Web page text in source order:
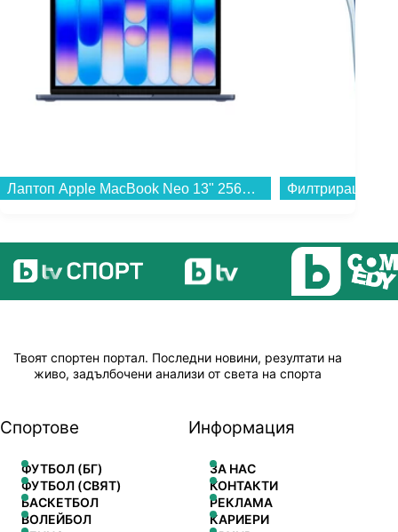
Филтрираща кана Aquaphor ИДЕАЛ СИНЯ + 3БР ФИЛТЪР В15 (172027) , 2.8 L...
Твоят спортен портал. Последни новини, резултати на
живо, задълбочени анализи от света на спорта
Спортове
ФУТБОЛ (БГ)
ФУТБОЛ (СВЯТ)
БАСКЕТБОЛ
ВОЛЕЙБОЛ
Информация
ЗА НАС
КОНТАКТИ
РЕКЛАМА
КАРИЕРИ